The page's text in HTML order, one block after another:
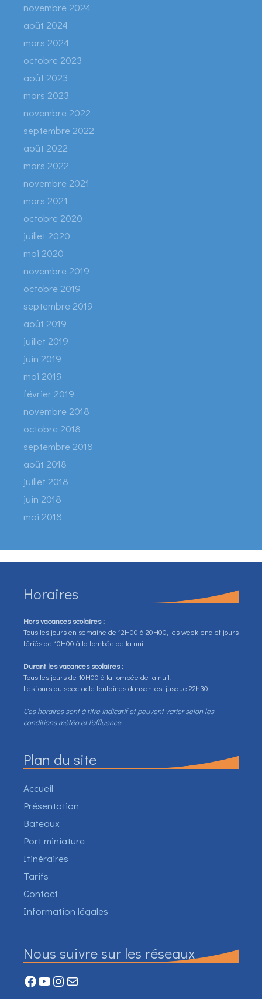
novembre 2024
août 2024
mars 2024
octobre 2023
août 2023
mars 2023
novembre 2022
septembre 2022
août 2022
mars 2022
novembre 2021
mars 2021
octobre 2020
juillet 2020
mai 2020
novembre 2019
octobre 2019
septembre 2019
août 2019
juillet 2019
juin 2019
mai 2019
février 2019
novembre 2018
octobre 2018
septembre 2018
août 2018
juillet 2018
juin 2018
mai 2018
Horaires
Hors vacances scolaires :
Tous les jours en semaine de 12H00 à 20H00, les week-end et jours
fériés de 10H00 à la tombée de la nuit.
Durant les vacances scolaires :
Tous les jours de 10H00 à la tombée de la nuit,
Les jours du spectacle fontaines dansantes, jusque 22h30.
Ces horaires sont à titre indicatif et peuvent varier selon les
conditions météo et l'affluence.
Plan du site
Accueil
Présentation
Bateaux
Port miniature
Itinéraires
Tarifs
Contact
Information légales
Nous suivre sur les réseaux
Facebook
YouTube
Instagram
Mail